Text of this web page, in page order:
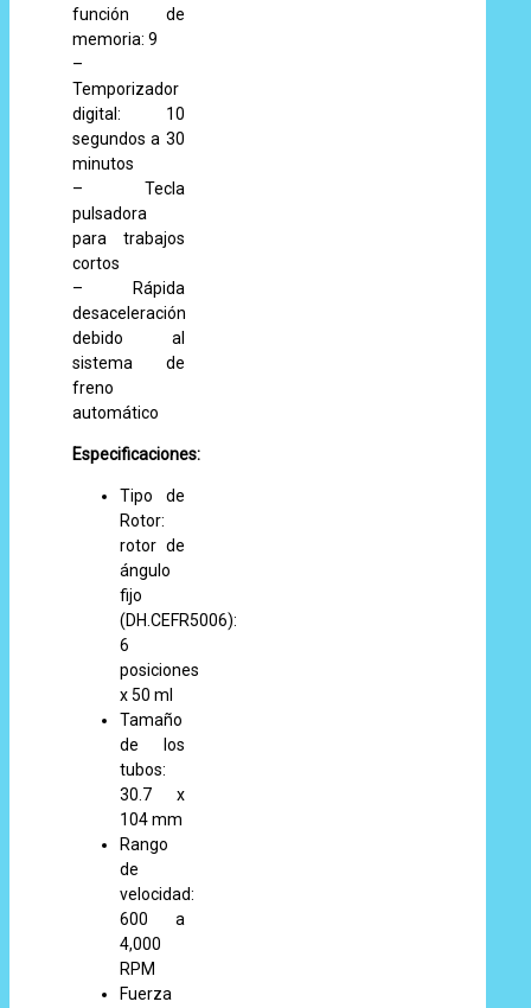
función de
memoria: 9
–
Temporizador
digital: 10
segundos a 30
minutos
– Tecla
pulsadora
para trabajos
cortos
– Rápida
desaceleración
debido al
sistema de
freno
automático
Especificaciones:
Tipo de
Rotor:
rotor de
ángulo
fijo
(DH.CEFR5006):
6
posiciones
x 50 ml
Tamaño
de los
tubos:
30.7 x
104 mm
Rango
de
velocidad:
600 a
4,000
RPM
Fuerza